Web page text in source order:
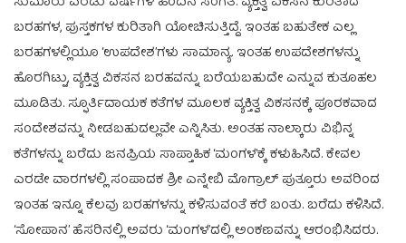
ಬರಹಗಳ, ಪುಸ್ತಕಗಳ ಕುರಿತಾಗಿ ಯೋಚಿಸುತ್ತಿದ್ದೆ. ಇಂತಹ ಬಹುತೇಕ ಎಲ್ಲ
ಬರಹಗಳಲ್ಲಿಯೂ ‘ಉಪದೇಶ’ಗಳು ಸಾಮಾನ್ಯ. ಇಂತಹ ಉಪದೇಶಗಳನ್ನು
ಹೊರಗಿಟ್ಟು, ವ್ಯಕ್ತಿತ್ವ ವಿಕಸನ ಬರಹವನ್ನು ಬರೆಯಬಹುದೇ ಎನ್ನುವ ಕುತೂಹಲ
ಮೂಡಿತು. ಸ್ಫೂರ್ತಿದಾಯಕ ಕತೆಗಳ ಮೂಲಕ ವ್ಯಕ್ತಿತ್ವ ವಿಕಸನಕ್ಕೆ ಪೂರಕವಾದ
ಸಂದೇಶವನ್ನು ನೀಡಬಹುದಲ್ಲವೇ ಎನ್ನಿಸಿತು. ಅಂತಹ ನಾಲ್ಕಾರು ವಿಭಿನ್ನ
ಕತೆಗಳನ್ನು ಬರೆದು ಜನಪ್ರಿಯ ಸಾಪ್ತಾಹಿಕ ‘ಮಂಗಳ’ಕ್ಕೆ ಕಳುಹಿಸಿದೆ. ಕೇವಲ
ಎರಡೇ ವಾರಗಳಲ್ಲಿ ಸಂಪಾದಕ ಶ್ರೀ ಎನ್ನೇಬಿ ಮೊಗ್ರಾಲ್ ಪುತ್ತೂರು ಅವರಿಂದ
ಇಂತಹ ಇನ್ನೂ ಕೆಲವು ಬರಹಗಳನ್ನು ಕಳಿಸುವಂತೆ ಕರೆ ಬಂತು. ಬರೆದು ಕಳಿಸಿದೆ.
‘ಸೋಪಾನ’ ಹೆಸರಿನಲ್ಲಿ ಅವರು ‘ಮಂಗಳ’ದಲ್ಲಿ ಅಂಕಣವನ್ನು ಆರಂಭಿಸಿದರು.